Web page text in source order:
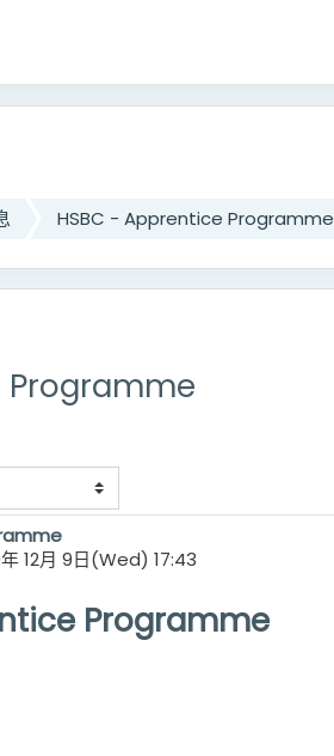
HSBC - Apprentice Programme
Programme
12月 9日(Wed) 17:43
Programme